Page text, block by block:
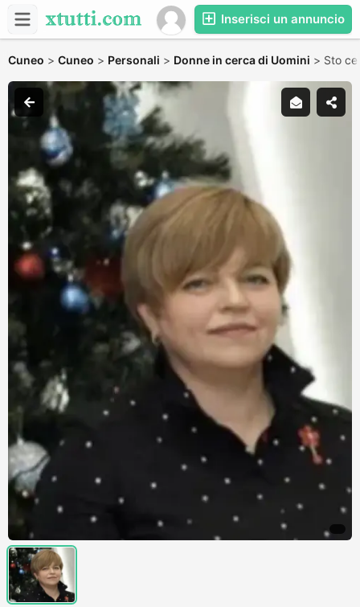
Inserisci un annuncio
Cuneo > Cuneo > Personali > Donne in cerca di Uomini > Sto